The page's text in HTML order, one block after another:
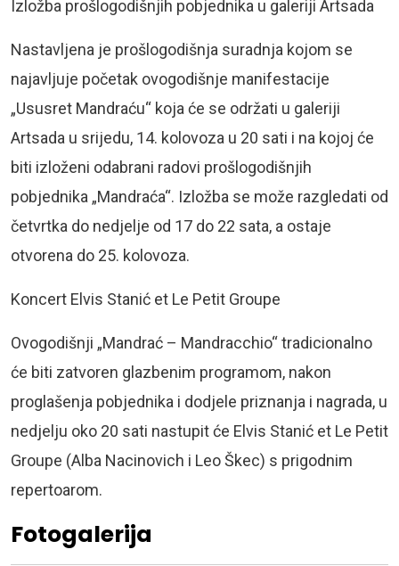
Izložba prošlogodišnjih pobjednika u galeriji Artsada
Nastavljena je prošlogodišnja suradnja kojom se
najavljuje početak ovogodišnje manifestacije
„Ususret Mandraću“ koja će se održati u galeriji
Artsada u srijedu, 14. kolovoza u 20 sati i na kojoj će
biti izloženi odabrani radovi prošlogodišnjih
pobjednika „Mandraća“. Izložba se može razgledati od
četvrtka do nedjelje od 17 do 22 sata, a ostaje
otvorena do 25. kolovoza.
Koncert Elvis Stanić et Le Petit Groupe
Ovogodišnji „Mandrać – Mandracchio“ tradicionalno
će biti zatvoren glazbenim programom, nakon
proglašenja pobjednika i dodjele priznanja i nagrada, u
nedjelju oko 20 sati nastupit će Elvis Stanić et Le Petit
Groupe (Alba Nacinovich i Leo Škec) s prigodnim
repertoarom.
Fotogalerija